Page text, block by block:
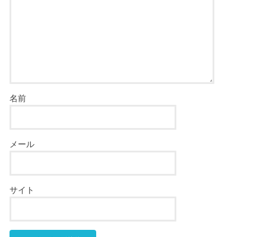
名前
メール
サイト